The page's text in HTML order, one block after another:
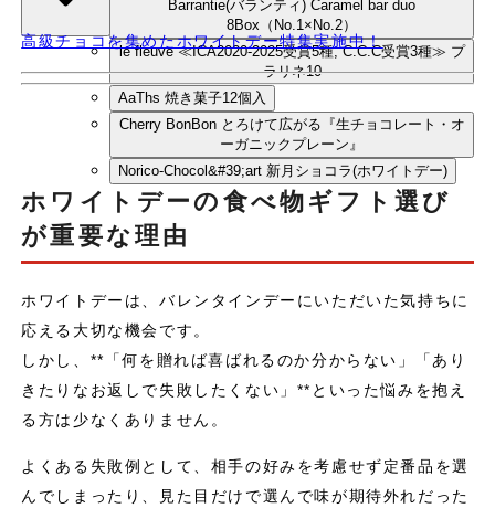
Barrantie(バランティ) Caramel bar duo
8Box（No.1×No.2）
le fleuve ≪ICA2020-2025受賞5種, C.C.C受賞3種≫ プ
ラリネ10
AaThs 焼き菓子12個入
Cherry BonBon とろけて広がる『生チョコレート・オ
ーガニックプレーン』
Norico-Chocol&#39;art 新月ショコラ(ホワイトデー)
siro 雫シリーズ12個入り
mimosa chocolaterie ムクショコラ
まとめ
高級チョコを集めたホワイトデー特集実施中！
ホワイトデーの食べ物ギフト選び
が重要な理由
ホワイトデーは、バレンタインデーにいただいた気持ちに
応える大切な機会です。
しかし、**「何を贈れば喜ばれるのか分からない」「あり
きたりなお返しで失敗したくない」**といった悩みを抱え
る方は少なくありません。
よくある失敗例として、相手の好みを考慮せず定番品を選
んでしまったり、見た目だけで選んで味が期待外れだった